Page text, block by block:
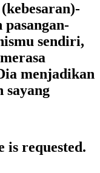
sendiri,
menjadikan
sayang
is requested.